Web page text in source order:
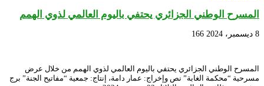
المسرح الوطني الجزائري يحتفي باليوم العالمي لذوي الهمم
8 ديسمبر، 2024 166
المسرح الوطني الجزائري يحتفي باليوم العالمي لذوي الهمم من خلال عرض
مسرحية “محكمة الغابة” نص وإخراج: عمار دامة، إنتاج: جمعية “مفاتيح الجنة” برج